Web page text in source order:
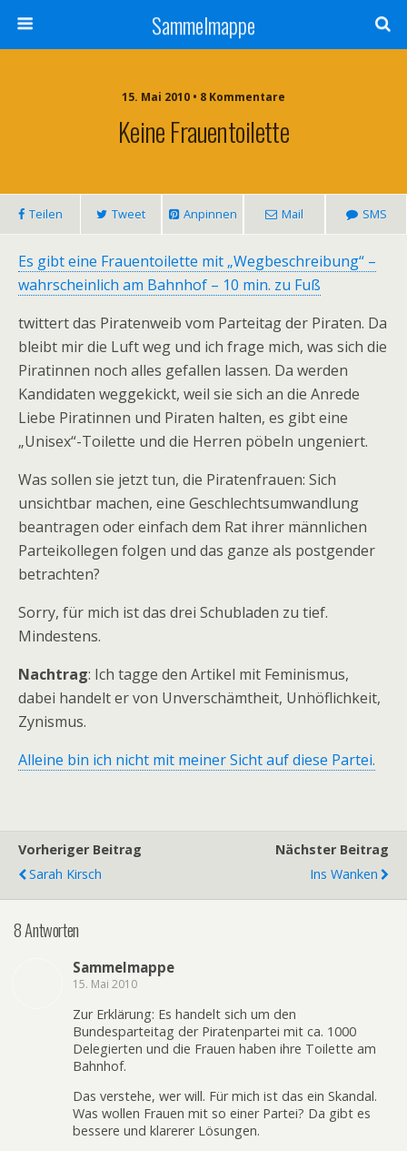
Sammelmappe
15. Mai 2010 • 8 Kommentare
Keine Frauentoilette
Teilen Tweet Anpinnen Mail SMS
Es gibt eine Frauentoilette mit „Wegbeschreibung“ –
wahrscheinlich am Bahnhof – 10 min. zu Fuß
twittert das Piratenweib vom Parteitag der Piraten. Da
bleibt mir die Luft weg und ich frage mich, was sich die
Piratinnen noch alles gefallen lassen. Da werden
Kandidaten weggekickt, weil sie sich an die Anrede
Liebe Piratinnen und Piraten halten, es gibt eine
„Unisex“-Toilette und die Herren pöbeln ungeniert.
Was sollen sie jetzt tun, die Piratenfrauen: Sich
unsichtbar machen, eine Geschlechtsumwandlung
beantragen oder einfach dem Rat ihrer männlichen
Parteikollegen folgen und das ganze als postgender
betrachten?
Sorry, für mich ist das drei Schubladen zu tief.
Mindestens.
Nachtrag: Ich tagge den Artikel mit Feminismus,
dabei handelt er von Unverschämtheit, Unhöflichkeit,
Zynismus.
Alleine bin ich nicht mit meiner Sicht auf diese Partei.
Vorheriger Beitrag
Sarah Kirsch
Nächster Beitrag
Ins Wanken
8 Antworten
Sammelmappe
15. Mai 2010
Zur Erklärung: Es handelt sich um den
Bundesparteitag der Piratenpartei mit ca. 1000
Delegierten und die Frauen haben ihre Toilette am
Bahnhof.
Das verstehe, wer will. Für mich ist das ein Skandal.
Was wollen Frauen mit so einer Partei? Da gibt es
bessere und klarerer Lösungen.